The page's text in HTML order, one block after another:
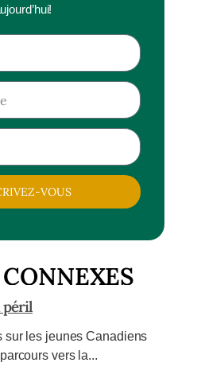
VOUS
péril
sur les jeunes Canadiens
vers la...